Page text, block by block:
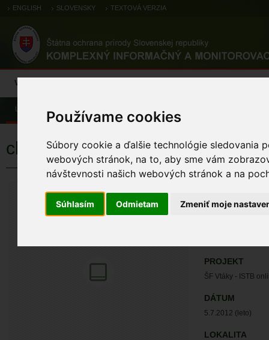
Používame cookies
Súbory cookie a ďalšie technológie sledovania
webových stránok, na to, aby sme vám
návštevnosti našich webových stránok a na
Súhlasím Odmietam Zmeniť moje
ENGLISH SLOVENSKY TEXTOVÁ VERZIA
Výsledky monitoringu
Úvod Pozorovania a výskytové dáta
chochlačka bielooká
Aythya nyroca
PROJEKT
ŠF Vtáky - ISTB
DÁTUM
5.7.2012 (leto)
LOKALITA